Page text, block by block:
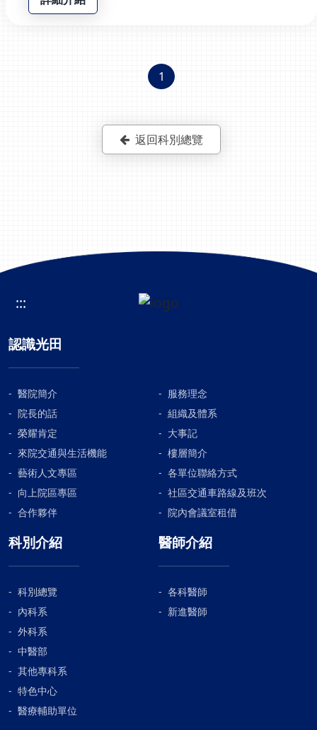
1
返回科別總覽
:::
認識光田
醫院簡介
服務理念
院長的話
組織及體系
榮耀肯定
大事記
來院交通與生活機能
樓層簡介
藝術人文專區
各單位聯絡方式
向上院區專區
社區交通車路線及班次
合作夥伴
院內會議室租借
科別介紹
科別總覽
內科系
外科系
中醫部
其他專科系
特色中心
醫療輔助單位
醫師介紹
各科醫師
新進醫師